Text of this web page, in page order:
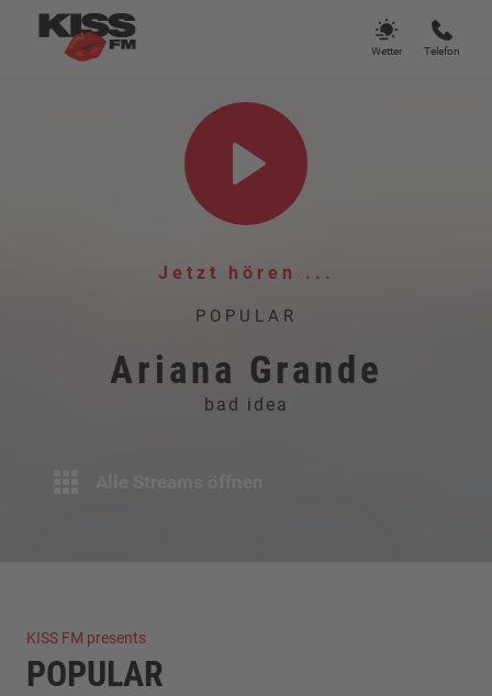
Wetter Telefon
Jetzt hören ...
POPULAR
Ariana Grande
bad idea
KISS FM presents
POPULAR